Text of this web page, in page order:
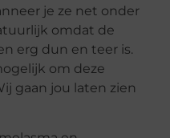
je ze net onder
omdat de
erg dun en teer is.
om deze
gaan jou laten zien